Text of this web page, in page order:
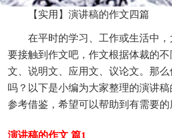
【实用】演讲稿的作文四篇
在平时的学习、工作或生活中
要接触到作文吧，作文根据体裁的
文、说明文、应用文、议论文。那
吗？以下是小编为大家整理的演讲
参考借鉴，希望可以帮助到有需要的
演讲稿的作文 篇1